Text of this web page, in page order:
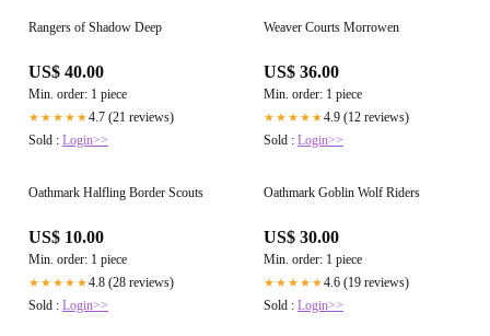
Rangers of Shadow Deep
US$ 40.00
Min. order: 1 piece
★★★★★4.7 (21 reviews)
Sold : Login>>
Weaver Courts Morrowen
US$ 36.00
Min. order: 1 piece
★★★★★4.9 (12 reviews)
Sold : Login>>
Oathmark Halfling Border Scouts
US$ 10.00
Min. order: 1 piece
★★★★★4.8 (28 reviews)
Sold : Login>>
Oathmark Goblin Wolf Riders
US$ 30.00
Min. order: 1 piece
★★★★★4.6 (19 reviews)
Sold : Login>>